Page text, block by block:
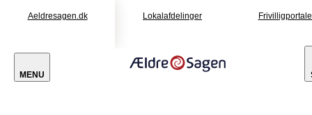
Aeldresagen.dk Lokalafdelinger
MENU